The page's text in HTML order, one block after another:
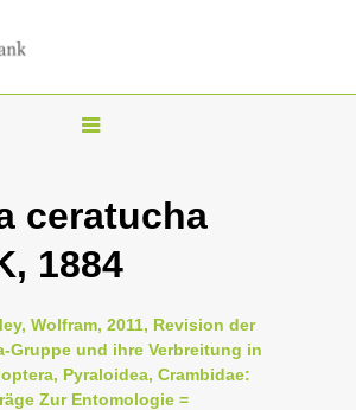
T
g
l
n
a
v
ceratucha
1884
Wolfram, 2011, Revision der
Gruppe und ihre Verbreitung in
Pyraloidea, Crambidae:
Zur Entomologie =